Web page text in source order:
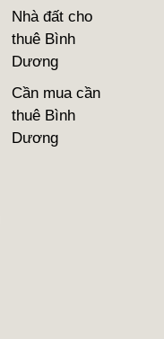
Nhà đất cho
thuê Bình
Dương
Cần mua cần
thuê Bình
Dương